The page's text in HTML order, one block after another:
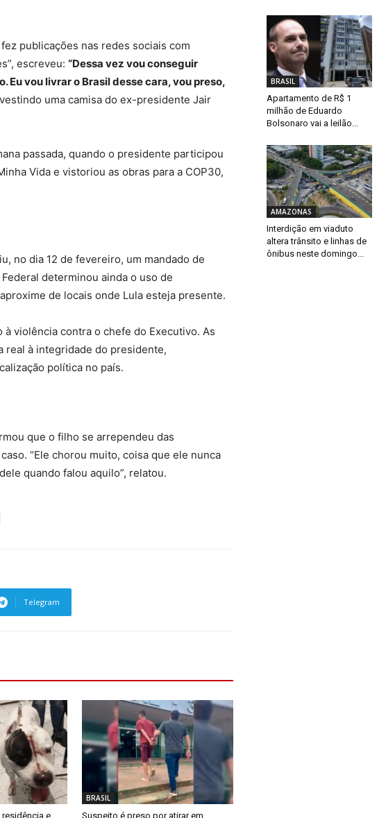
publicações nas redes sociais com
escreveu: “Dessa vez vou conseguir
Eu vou livrar o Brasil desse cara, vou preso,
uma camisa do ex-presidente Jair
passada, quando o presidente participou
Vida e vistoriou as obras para a COP30,
no dia 12 de fevereiro, um mandado de
determinou ainda o uso de
de locais onde Lula esteja presente.
violência contra o chefe do Executivo. As
real à integridade do presidente,
política no país.
que o filho se arrependeu das
“Ele chorou muito, coisa que ele nunca
quando falou aquilo”, relatou.
Telegram
residência e
BRASIL
Suspeito é preso por atirar em
BRASIL
Apartamento de R$ 1
milhão de Eduardo
Bolsonaro vai a leilão...
AMAZONAS
Interdição em viaduto
altera trânsito e linhas de
ônibus neste domingo...